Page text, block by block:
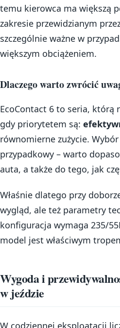
temu kierowca ma większą
zakresie przewidzianym
szczególnie ważne w
większym obciążeniem.
Dlaczego warto zwrócić
EcoContact 6 to seria, którą
gdy priorytetem są:
równomierne zużycie.
przypadkowy – warto
auta, a także do tego, jak
Właśnie dlatego przy
wygląd, ale też parametry
konfiguracja wymaga 235/
model jest właściwym
Wygoda i
w jeździe
W codziennej eksploatacji